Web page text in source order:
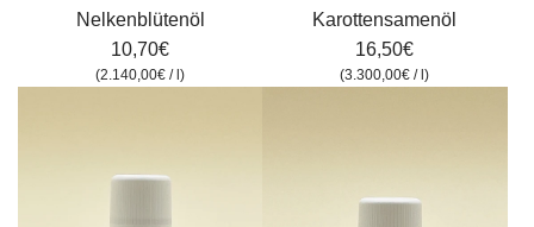
Warenkorb
hinzufügen
Nelkenblütenöl
10,70€
(2.140,00€ / l)
zum
Warenkorb
hinzufügen
Karottensamenöl
16,50€
(3.300,00€ / l)